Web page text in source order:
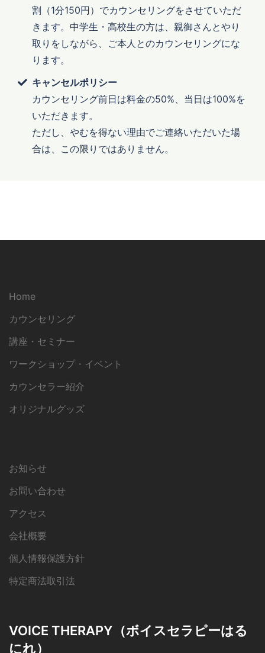
割（1分150円）でカウンセリングをさせていただ
きます。中学生・高校生の方は、親御さんとやり
取りをしながら、ご本人とのカウンセリングにな
ります。
キャンセルポリシー
カウンセリング前日は料金の50%、当日は100%を
いただきます。
ただし、やむを得ない理由でご連絡いただいた場
合は、この限りではありません。
Home
カウンセリング
講座・セミナー
ワークショップ・イベント
カウンセラー紹介
オリジナルグッズ
お知らせ
お問い合わせ
アクセス
会社概要
個人情報保護方針
特定商法取引法
VOICE THERAPY（ボイスセラピーはる
にれ）